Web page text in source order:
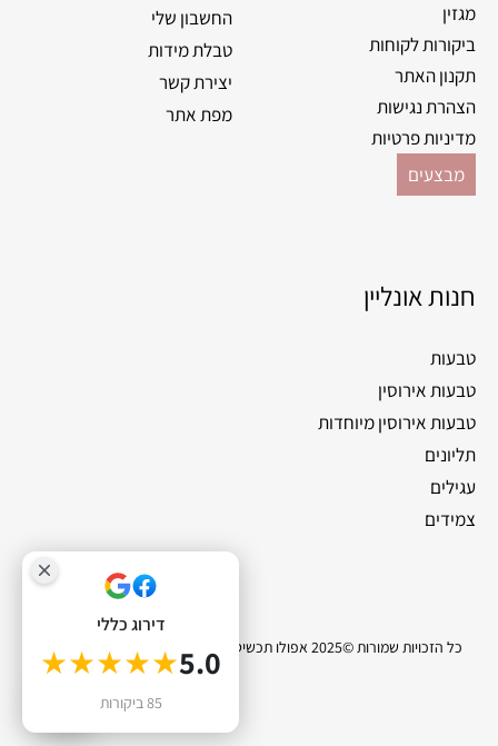
מגזין
ביקורות לקוחות
תקנון האתר
הצהרת נגישות
מדיניות פרטיות
מבצעים
החשבון שלי
טבלת מידות
יצירת קשר
מפת אתר
חנות אונליין
טבעות
טבעות אירוסין
טבעות אירוסין מיוחדות
תליונים
עגילים
צמידים
כל הזכויות שמורות ©2025 אפולו תכשיטי יהלומים | סייטלינקס קידום אתרים
דירוג כללי
5.0
★★★★★
85 ביקורות